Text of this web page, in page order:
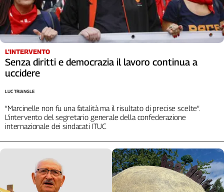
L'INTERVENTO
Senza diritti e democrazia il lavoro continua a
uccidere
“Marcinelle non fu una fatalità ma il risultato di precise scelte”.
L’intervento del segretario generale della confederazione
internazionale dei sindacati ITUC
LUC TRIANGLE